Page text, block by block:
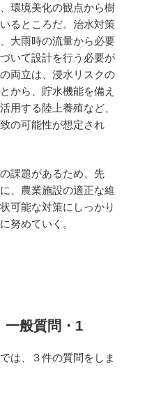
環境美化の観点から樹
るところだ。治水対策
大雨時の流量から必要
いて設計を行う必要が
両立は、浸水リスクの
から、貯水機能を備え
用する陸上養殖など、
の可能性が想定され
課題があるため、先
、農業施設の適正な維
可能な対策にしっかり
努めていく。
般質問・1
は、３件の質問をしま